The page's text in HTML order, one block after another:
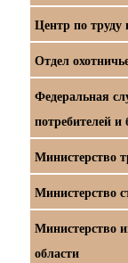
Центр по
Отдел
Федеральная
потребителей и
Министерство
Министерство
Министерство
области